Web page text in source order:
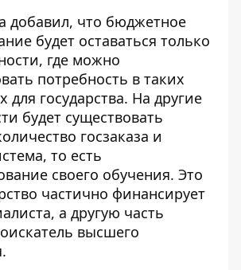
добавил, что бюджетное
будет оставаться только
где можно
потребность в таких
для государства. На другие
будет существовать
госзаказа и
то есть
своего обучения. Это
частично финансирует
а другую часть
высшего